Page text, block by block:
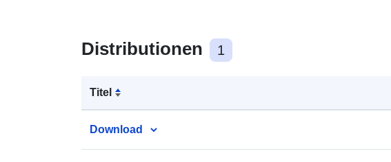
Distributionen 1
Titel
Download